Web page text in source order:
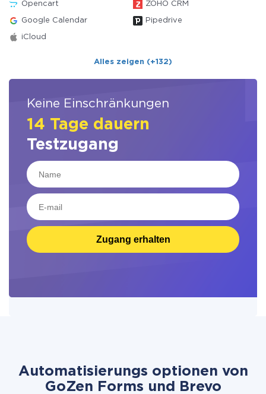
Opencart ZOHO CRM
Google Calendar Pipedrive
iCloud
Alles zeigen (+132)
Keine Einschränkungen
14 Tage dauern
Testzugang
Zugang erhalten
Automatisierungs optionen von
GoZen Forms und Brevo